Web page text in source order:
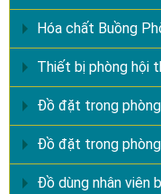
Hóa chất Buồng
Thiết bị phòng hội
Đồ đặt trong
Đồ đặt trong
Đồ dùng nhân viên